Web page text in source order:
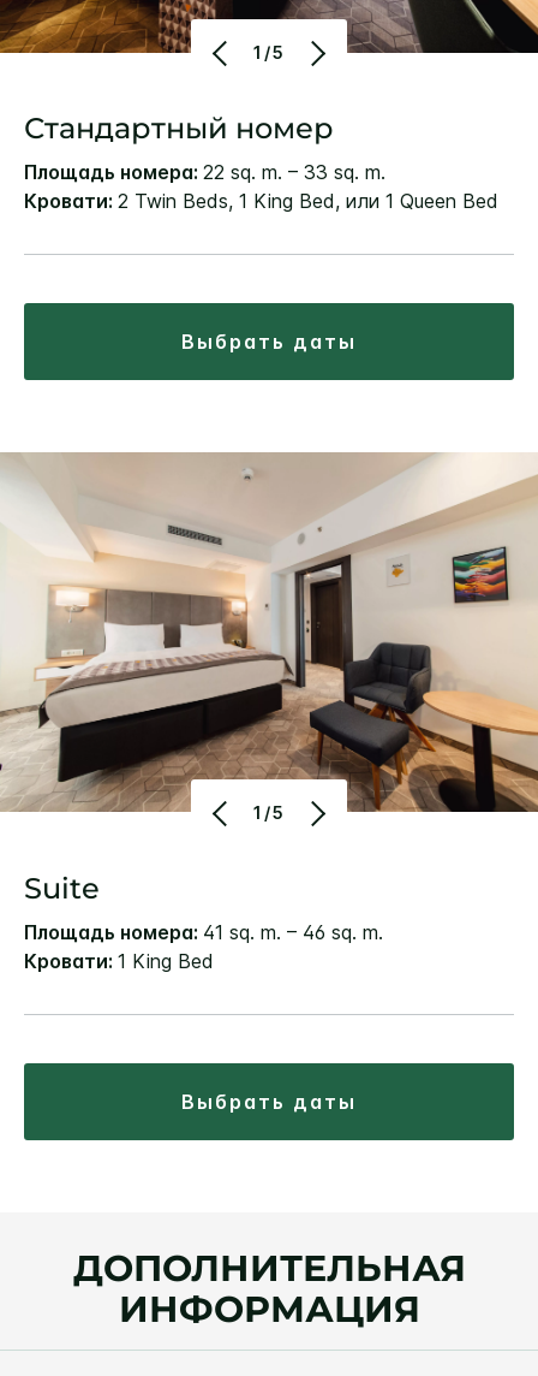
1/5
Стандартный номер
Площадь номера: 22 sq. m. – 33 sq. m.
Кровати: 2 Twin Beds, 1 King Bed, или 1 Queen Bed
выбрать даты
1/5
Suite
Площадь номера: 41 sq. m. – 46 sq. m.
Кровати: 1 King Bed
выбрать даты
ДОПОЛНИТЕЛЬНАЯ
ИНФОРМАЦИЯ